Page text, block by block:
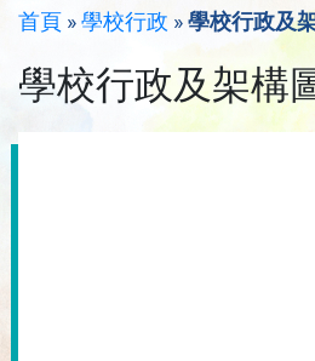
首頁 »學校行政 »學校行政及
學校行政及架構